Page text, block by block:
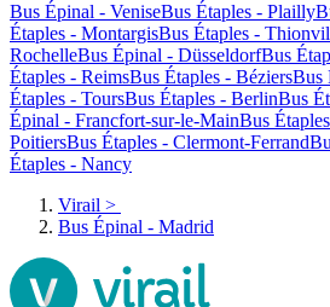
Bus Épinal - VeniseBus Étaples - Plailly
Étaples - MontargisBus Étaples -
RochelleBus Épinal - DüsseldorfBus
Étaples - ReimsBus Étaples - BéziersBus
Étaples - ToursBus Étaples - BerlinBus
Épinal - Francfort-sur-le-MainBus
PoitiersBus Étaples - Clermont-Ferrand
Étaples - Nancy
Virail >
Bus Épinal - Madrid